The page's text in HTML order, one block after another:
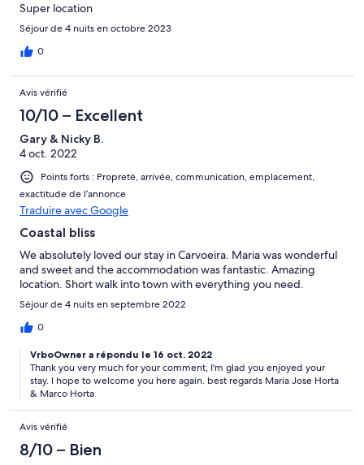
Super location
Séjour de 4 nuits en octobre 2023
0
Avis vérifié
10/10 – Excellent
Gary & Nicky B.
4 oct. 2022
Points forts : Propreté, arrivée, communication, emplacement,
exactitude de l’annonce
Traduire avec Google
Coastal bliss
We absolutely loved our stay in Carvoeira. Maria was wonderful
and sweet and the accommodation was fantastic. Amazing
location. Short walk into town with everything you need.
Séjour de 4 nuits en septembre 2022
0
VrboOwner a répondu le 16 oct. 2022
Thank you very much for your comment, I'm glad you enjoyed your
stay. I hope to welcome you here again. best regards Maria Jose Horta
& Marco Horta
Avis vérifié
8/10 – Bien